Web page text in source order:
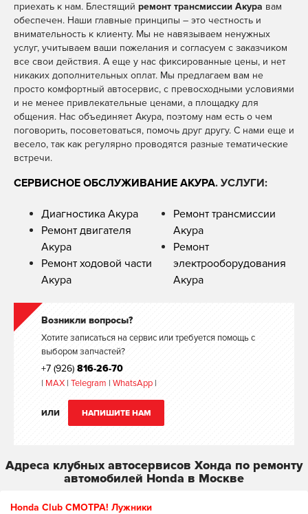
приехать к нам. Блестящий ремонт трансмиссии Акура вам
обеспечен. Наши главные принципы – это честность и
внимательность к клиенту. Мы не навязываем ненужных
услуг, учитываем ваши пожелания и согласуем с заказчиком
все свои действия. А еще у нас фиксированные цены, и нет
никаких дополнительных оплат. Мы предлагаем вам не
просто комфортный автосервис, с превосходными условиями
и не менее привлекательные ценами, а площадку для
общения. Нас объединяет Акура, поэтому нам есть о чем
поговорить, посоветоваться, помочь друг другу. С нами еще и
весело, так как регулярно проводятся разные тематические
встречи.
СЕРВИСНОЕ ОБСЛУЖИВАНИЕ АКУРА. УСЛУГИ:
Диагностика Акура
Ремонт двигателя
Акура
Ремонт ходовой части
Акура
Ремонт трансмиссии
Акура
Ремонт
электрооборудования
Акура
Возникли вопросы?
Хотите записаться на сервис или требуется помощь с
выбором запчастей?
+7 (926) 816-26-70
| MAX | Telegram | WhatsApp |
ИЛИ НАПИШИТЕ НАМ
Адреса клубных автосервисов Хонда по ремонту
автомобилей Honda в Москве
Honda Club СМОТРА! Лужники